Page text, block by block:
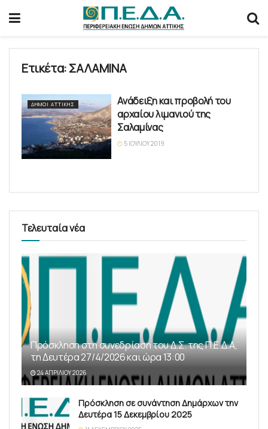
Ετικέτα:ΣΑΛΑΜΙΝΑ
ΔΉΜΟΙ ΑΤΤΙΚΉΣ
Ανάδειξη και προβολή του
αρχαίου λιμανιού της
Σαλαμίνας
5 ΙΟΥΛΊΟΥ 2019
Τελευταία νέα
Πρόσκληση στη συνεδρίαση του Δ.Σ. της Π.Ε.Δ.Α,
τη Δευτέρα 27/4/2026 και ώρα 13:00
24 ΑΠΡΙΛΊΟΥ 2026
Πρόσκληση σε συνάντηση Δημάρχων την
Δευτέρα 15 Δεκεμβρίου 2025